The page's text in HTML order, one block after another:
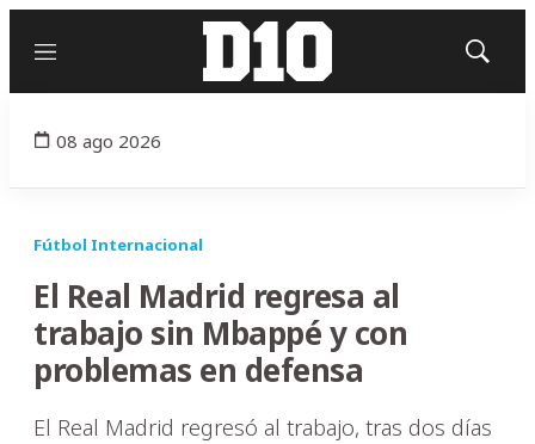
Menú
Mostrar
08 ago 2026
Fútbol Internacional
El Real Madrid regresa al
trabajo sin Mbappé y con
problemas en defensa
El Real Madrid regresó al trabajo, tras dos días